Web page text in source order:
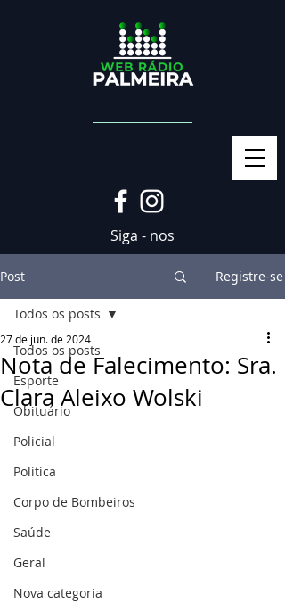
Siga - nos
Post Registre-se
Todos os posts
Esporte
Obituário
Policial
Politica
Corpo de Bombeiros
Saúde
Geral
Nova categoria
Todos os posts
Nota de Falecimento: Sra.
Clara Aleixo Wolski
27 de jun. de 2024